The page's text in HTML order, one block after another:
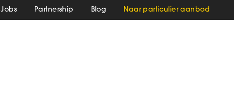
Jobs Partnership Blog Naar particulier aanbod